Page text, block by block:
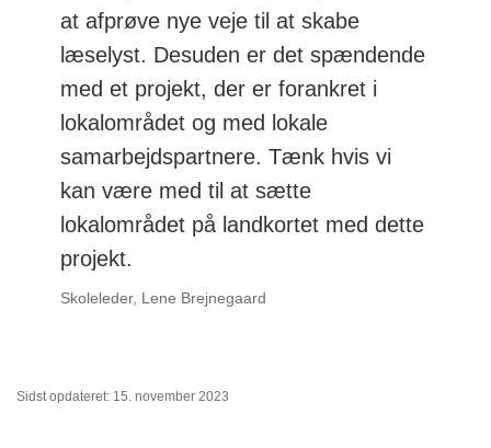
at afprøve nye veje til at skabe
læselyst. Desuden er det spændende
med et projekt, der er forankret i
lokalområdet og med lokale
samarbejdspartnere. Tænk hvis vi
kan være med til at sætte
lokalområdet på landkortet med dette
projekt.
Skoleleder, Lene Brejnegaard
Sidst opdateret: 15. november 2023